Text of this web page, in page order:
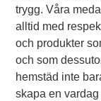
trygg. Våra
alltid med
och produkter
och som
hemstäd inte
skapa en